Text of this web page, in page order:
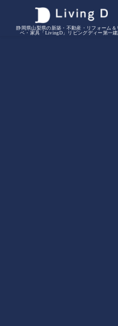
静岡県山梨県の新築・不動産・リフォーム＆
ベ・家具「LivingD」リビングディー第一